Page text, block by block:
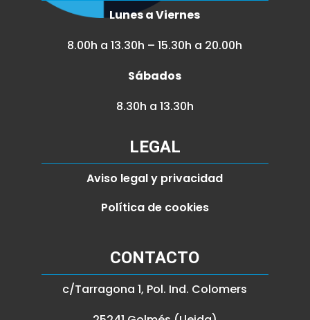
Lunes a Viernes
8.00h a 13.30h – 15.30h a 20.00h
Sábados
8.30h a 13.30h
LEGAL
Aviso legal y privacidad
Política de cookies
CONTACTO
c/Tarragona 1, Pol. Ind. Colomers